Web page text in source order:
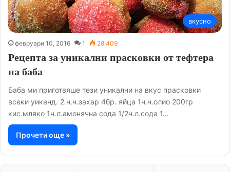
вкусно
февруари 10, 2016 1 28 409
Рецепта за уникални прасковки от тефтера
на баба
Баба ми приготвяше тези уникални на вкус прасковки
всеки уикенд. 2.ч.ч.захар 4бр. яйца 1ч.ч.олио 200гр
кис.мляко 1ч.л.амонячна сода 1/2ч.л.сода 1…
Прочети още »